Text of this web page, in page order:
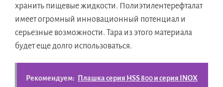
хранить пищевые жидкости. Полиэтилентерефталат
имеет огромный инновационный потенциал и
серьезные возможности. Тара из этого материала
будет еще долго использоваться.
Рекомендуем:
Плашка серия HSS 800 и серия INOX